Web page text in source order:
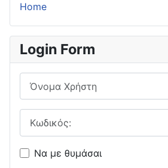
Home
Login Form
Όνομα Χρήστη
Να με θυμάσαι